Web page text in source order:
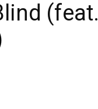
(feat.